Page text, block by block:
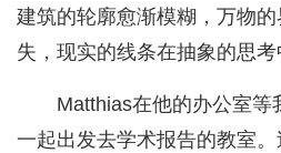
建筑的轮廓愈渐模糊，万物
失，现实的线条在抽象的思
Matthias在他的办公室等
一起出发去学术报告的教室